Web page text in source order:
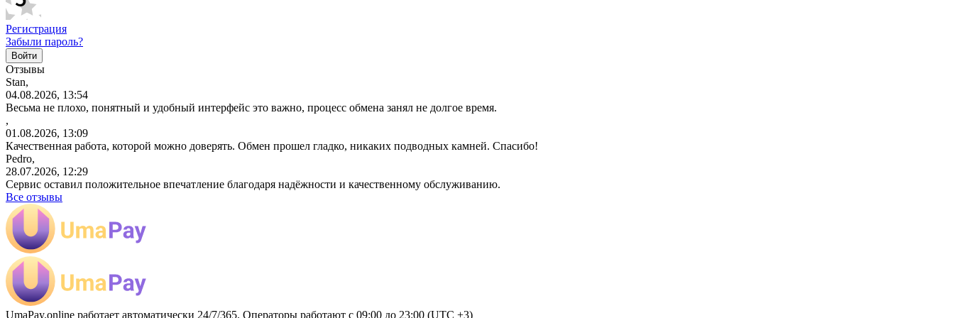
Регистрация
Забыли пароль?
Отзывы
Stan,
04.08.2026, 13:54
Весьма не плохо, понятный и удобный интерфейс это важно, процесс обмена занял не долгое время.
,
01.08.2026, 13:09
Качественная работа, которой можно доверять. Обмен прошел гладко, никаких подводных камней. Спасибо!
Pedro,
28.07.2026, 12:29
Сервис оставил положительное впечатление благодаря надёжности и качественному обслуживанию.
Все отзывы
UmaPay.online работает автоматически 24/7/365. Операторы работают с 09:00 до 23:00 (UTC +3)